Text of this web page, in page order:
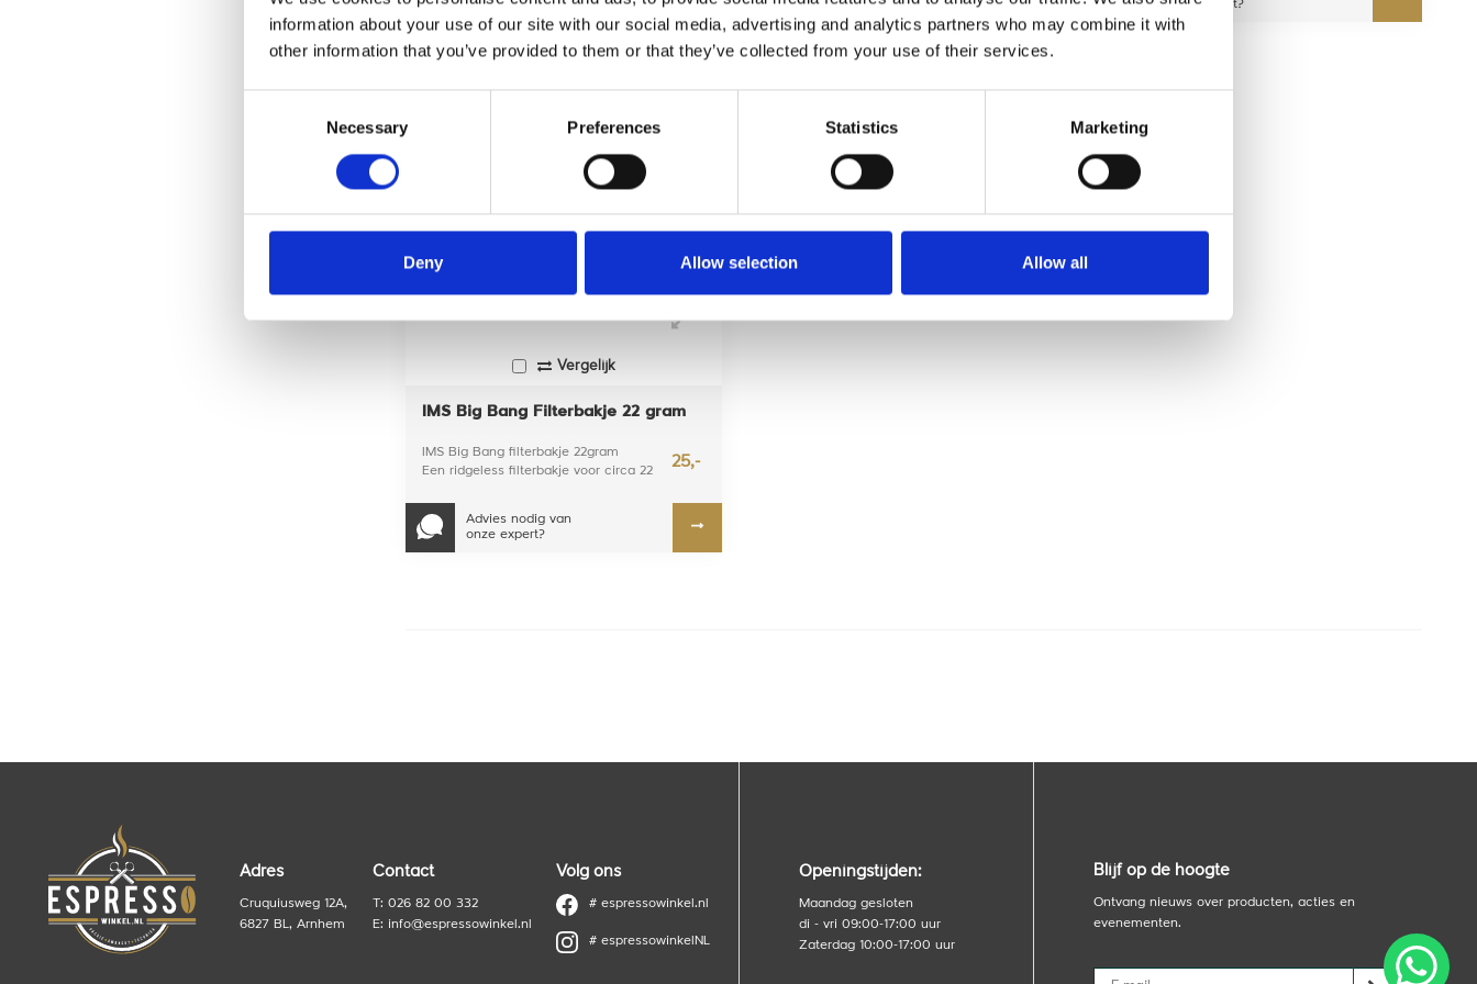
information about your use of our site with our social media, advertising and analytics partners who may combine it with
other information that you’ve provided to them or that they’ve collected from your use of their services.
Necessary Preferences Statistics Marketing
Deny Allow selection Allow all
onze expert?
onze expert?
onze expert?
Vergelijk
IMS Big Bang Filterbakje 22 gram
IMS Big Bang filterbakje 22gram
Een ridgeless filterbakje voor circa 22
25,-
Advies nodig van
onze expert?
Adres
Cruquiusweg 12A,
6827 BL, Arnhem
Contact
T: 026 82 00 332
E: info@espressowinkel.nl
Volg ons
# espressowinkel.nl
# espressowinkelNL
Openingstijden:
Maandag gesloten
di - vri 09:00-17:00 uur
Zaterdag 10:00-17:00 uur
Blijf op de hoogte
Ontvang nieuws over producten, acties en
evenementen.